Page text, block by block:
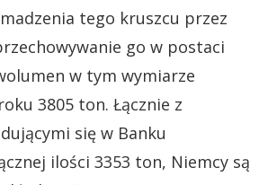
tego kruszcu przez
go w postaci
w tym wymiarze
3805 ton. Łącznie z
się w Banku
ilości 3353 ton, Niemcy są